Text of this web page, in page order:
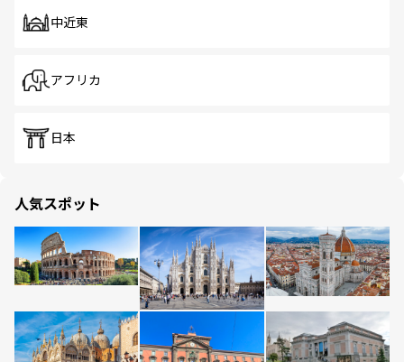
中近東
アフリカ
日本
人気スポット